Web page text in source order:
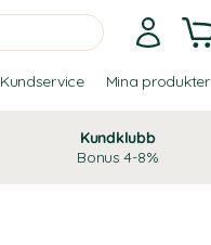
Kundservice Mina produkter
Kundklubb
Bonus 4-8%